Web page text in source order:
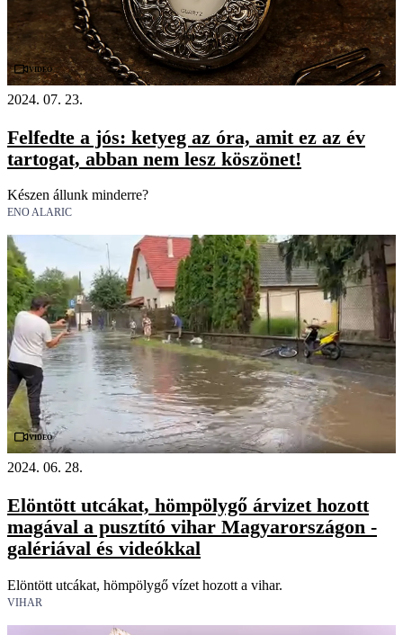
Videó
2024. 07. 23.
Felfedte a jós: ketyeg az óra, amit ez az év
tartogat, abban nem lesz köszönet!
Készen állunk minderre?
ENO ALARIC
Videó
2024. 06. 28.
Elöntött utcákat, hömpölygő árvizet hozott
magával a pusztító vihar Magyarországon -
galériával és videókkal
Elöntött utcákat, hömpölygő vízet hozott a vihar.
VIHAR